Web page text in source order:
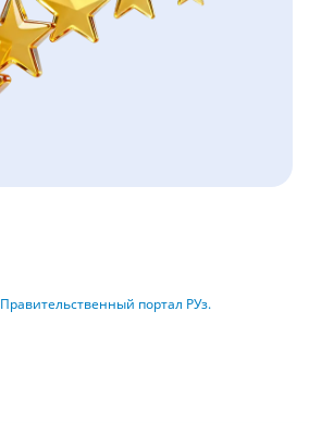
Правительственный портал РУз.